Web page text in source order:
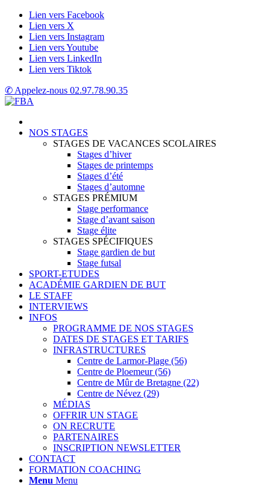
Lien vers Facebook
Lien vers X
Lien vers Instagram
Lien vers Youtube
Lien vers LinkedIn
Lien vers Tiktok
✆ Appelez-nous 02.97.78.90.35
NOS STAGES
STAGES DE VACANCES SCOLAIRES
Stages d’hiver
Stages de printemps
Stages d’été
Stages d’automne
STAGES PRÉMIUM
Stage performance
Stage d’avant saison
Stage élite
STAGES SPÉCIFIQUES
Stage gardien de but
Stage futsal
SPORT-ETUDES
ACADÉMIE GARDIEN DE BUT
LE STAFF
INTERVIEWS
INFOS
PROGRAMME DE NOS STAGES
DATES DE STAGES ET TARIFS
INFRASTRUCTURES
Centre de Larmor-Plage (56)
Centre de Ploemeur (56)
Centre de Mûr de Bretagne (22)
Centre de Névez (29)
MÉDIAS
OFFRIR UN STAGE
ON RECRUTE
PARTENAIRES
INSCRIPTION NEWSLETTER
CONTACT
FORMATION COACHING
Menu Menu